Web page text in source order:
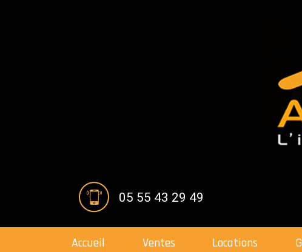
05 55 43 29 49
Accueil Ventes Locations